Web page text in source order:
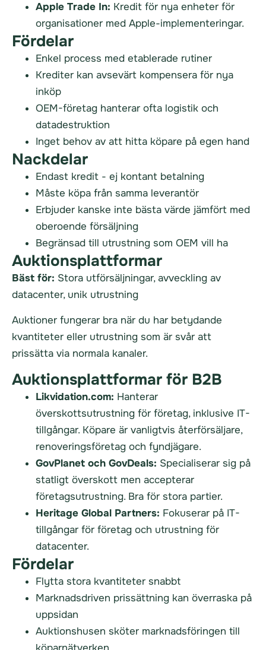
Apple Trade In: Kredit för nya enheter för
organisationer med Apple-implementeringar.
Fördelar
Enkel process med etablerade rutiner
Krediter kan avsevärt kompensera för nya
inköp
OEM-företag hanterar ofta logistik och
datadestruktion
Inget behov av att hitta köpare på egen hand
Nackdelar
Endast kredit - ej kontant betalning
Måste köpa från samma leverantör
Erbjuder kanske inte bästa värde jämfört med
oberoende försäljning
Begränsad till utrustning som OEM vill ha
Auktionsplattformar
Bäst för: Stora utförsäljningar, avveckling av
datacenter, unik utrustning
Auktioner fungerar bra när du har betydande
kvantiteter eller utrustning som är svår att
prissätta via normala kanaler.
Auktionsplattformar för B2B
Likvidation.com: Hanterar
överskottsutrustning för företag, inklusive IT-
tillgångar. Köpare är vanligtvis återförsäljare,
renoveringsföretag och fyndjägare.
GovPlanet och GovDeals: Specialiserar sig på
statligt överskott men accepterar
företagsutrustning. Bra för stora partier.
Heritage Global Partners: Fokuserar på IT-
tillgångar för företag och utrustning för
datacenter.
Fördelar
Flytta stora kvantiteter snabbt
Marknadsdriven prissättning kan överraska på
uppsidan
Auktionshusen sköter marknadsföringen till